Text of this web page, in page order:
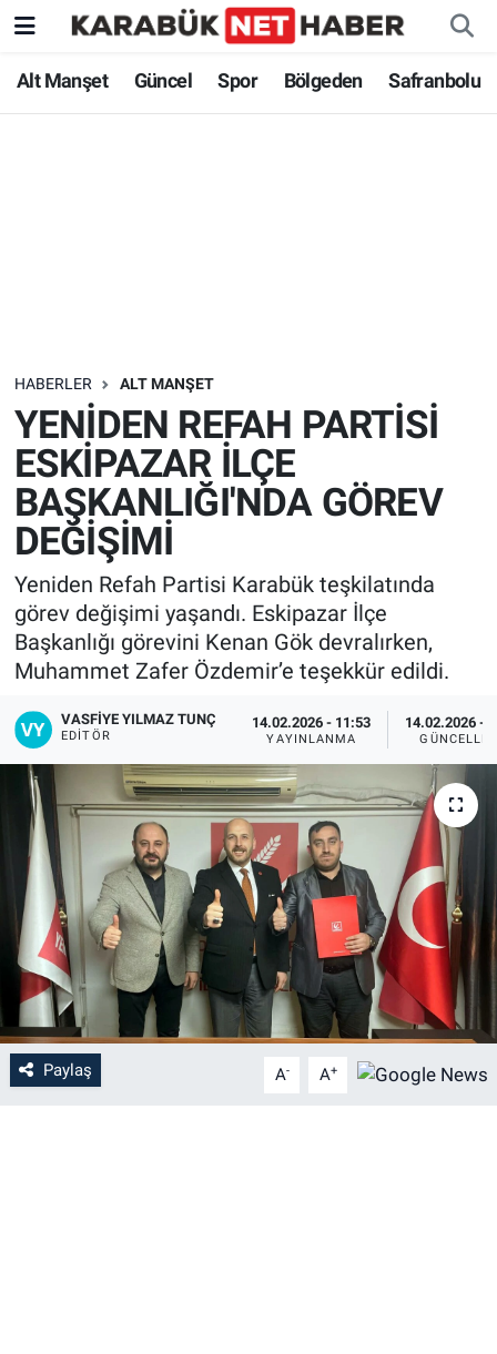
Alt Manşet Güncel Spor Bölgeden Safranbolu
HABERLER ALT MANŞET
YENİDEN REFAH PARTİSİ
ESKİPAZAR İLÇE
BAŞKANLIĞI'NDA GÖREV
DEĞİŞİMİ
Yeniden Refah Partisi Karabük teşkilatında
görev değişimi yaşandı. Eskipazar İlçe
Başkanlığı görevini Kenan Gök devralırken,
Muhammet Zafer Özdemir’e teşekkür edildi.
VASFIYE YILMAZ TUNÇ
EDITÖR
14.02.2026 - 11:53
YAYINLANMA
14.02.2026 -
Paylaş A- A+